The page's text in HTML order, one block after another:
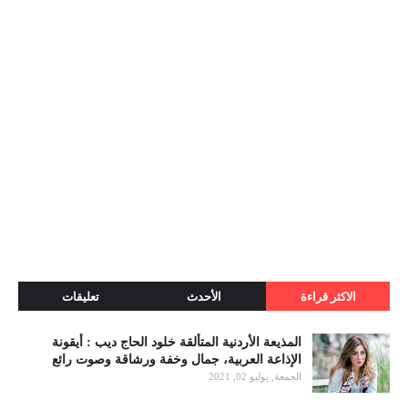
الاكثر قراءة الأحدث تعليقات
المذيعة الأردنية المتألقة خلود الحاج ديب : أيقونة
الإذاعة العربية، جمال وخفة ورشاقة وصوت رائع
الجمعة, يوليو 02, 2021